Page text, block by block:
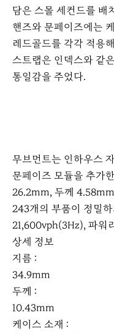
담은 스몰 세컨드를 배
핸즈와 문페이즈에는
레드골드를 각각 적용
스트랩은 인덱스와 같
통일감을 주었다.
무브먼트는 인하우스
문페이즈 모듈을 추가
26.2mm, 두께
243개의 부품이 정밀
21,600vph(3Hz), 파워
상세 정보
지름 :
34.9mm
두께 :
10.43mm
케이스 소재 :